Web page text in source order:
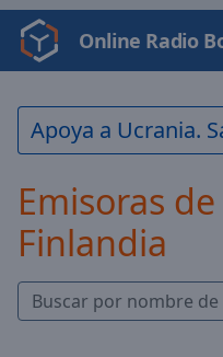
Video
Player
loading.
Play
Play
Skip
Backward
Skip
Mute
Current
Online Radio
Apoya a Ucrania.
Emisoras
Finlandia